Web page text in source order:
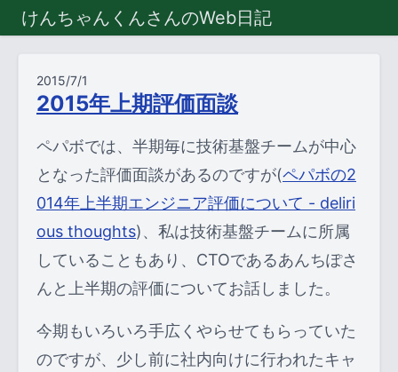
けんちゃんくんさんのWeb日記
2015/7/1
2015年上期評価面談
ペパボでは、半期毎に技術基盤チームが中心
となった評価面談があるのですが(ペパボの2
014年上半期エンジニア評価について - deliri
ous thoughts)、私は技術基盤チームに所属
していることもあり、CTOであるあんちぽさ
んと上半期の評価についてお話しました。
今期もいろいろ手広くやらせてもらっていた
のですが、少し前に社内向けに行われたキャ